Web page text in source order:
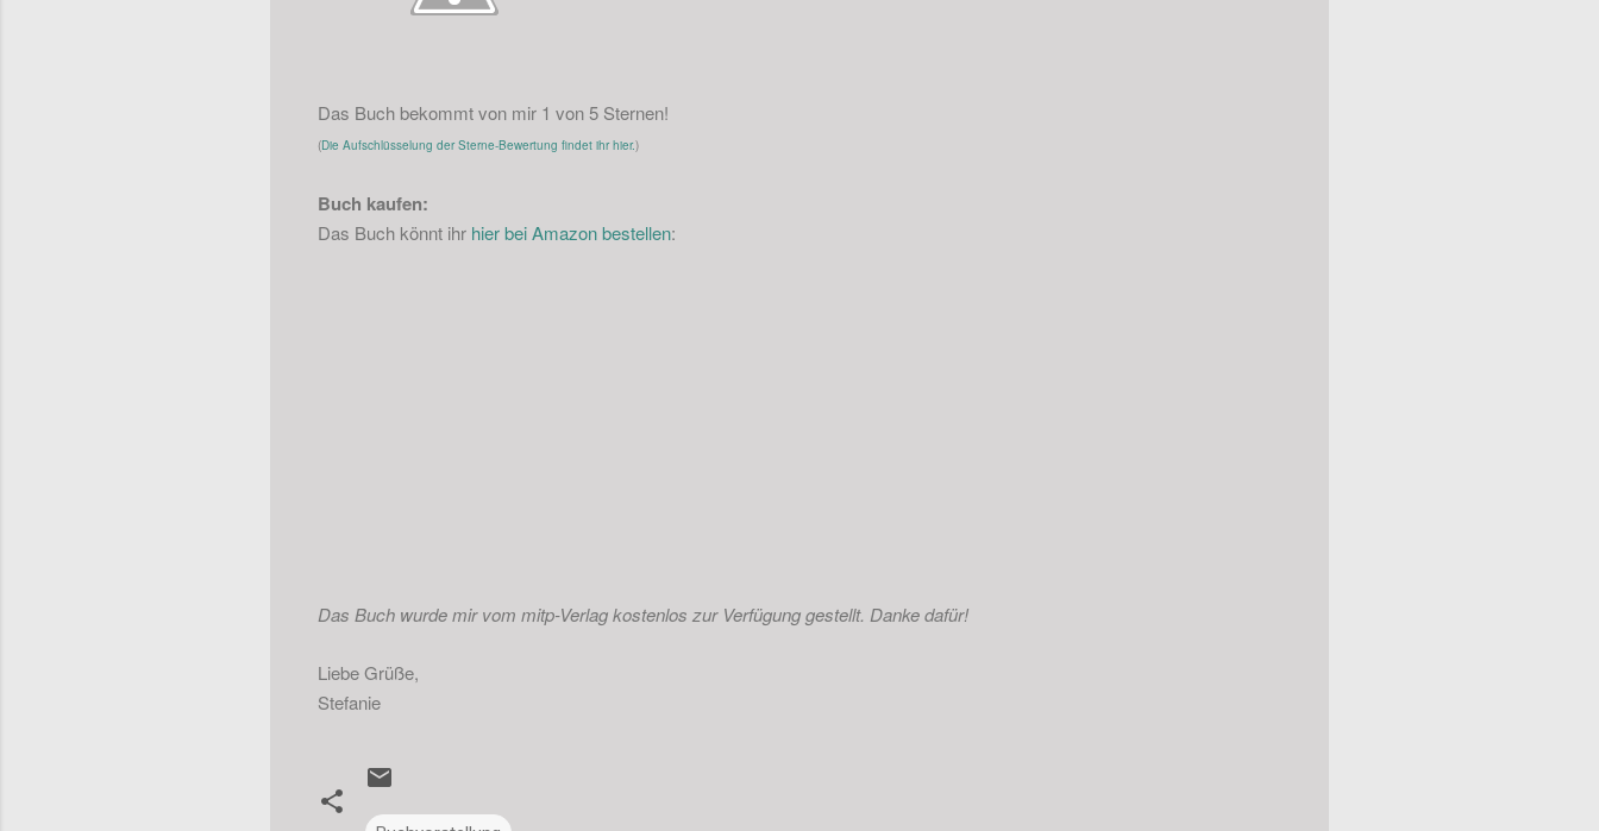
Das Buch bekommt von mir 1 von 5 Sternen!
(Die Aufschlüsselung der Sterne-Bewertung findet ihr hier.)
Buch kaufen:
Das Buch könnt ihr hier bei Amazon bestellen:
Das Buch wurde mir vom mitp-Verlag kostenlos zur Verfügung gestellt. Danke dafür!
Liebe Grüße,
Stefanie